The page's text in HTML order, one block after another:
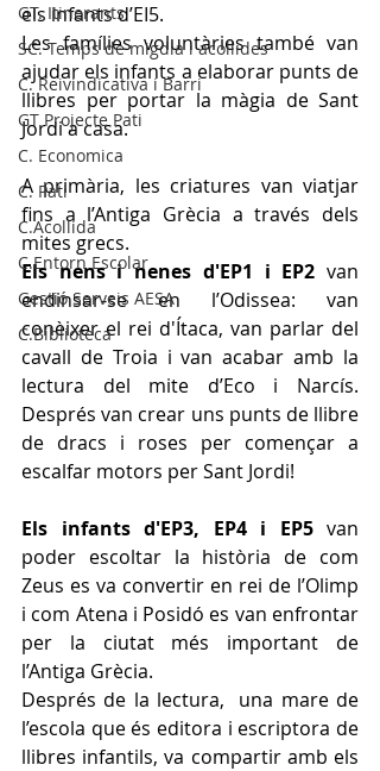
GT. Itinerants
SC. Temps de migdia i acollides
C. Reivindicativa i Barri
GT Projecte Pati
C. Economica
C. Pati
C.Acollida
C.Entorn Escolar
Gestió Serveis AESA
C.Biblioteca
els infants d’EI5.
Les famílies voluntàries també van
ajudar els infants a elaborar punts de
llibres per portar la màgia de Sant
Jordi a casa.
A primària, les criatures van viatjar
fins a l’Antiga Grècia a través dels
mites grecs.
Els nens i nenes d'EP1 i EP2 van
endinsar-se en l’Odissea: van
conèixer el rei d'Ítaca, van parlar del
cavall de Troia i van acabar amb la
lectura del mite d’Eco i Narcís.
Després van crear uns punts de llibre
de dracs i roses per començar a
escalfar motors per Sant Jordi!
Els infants d'EP3, EP4 i EP5 van
poder escoltar la història de com
Zeus es va convertir en rei de l’Olimp
i com Atena i Posidó es van enfrontar
per la ciutat més important de
l’Antiga Grècia.
Després de la lectura,  una mare de
l’escola que és editora i escriptora de
llibres infantils, va compartir amb els